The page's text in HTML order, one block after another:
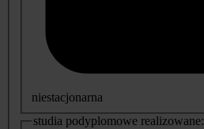
niestacjonarna
studia podyplomowe realizowane: